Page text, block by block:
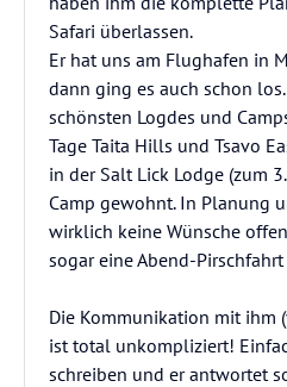
Safari überlassen.
Er hat uns am Flughafen in
dann ging es auch schon
schönsten Logdes und
Tage Taita Hills und Tsavo
in der Salt Lick Lodge (zum
Camp gewohnt. In Planung
wirklich keine Wünsche
sogar eine Abend-
Die Kommunikation mit ihm
ist total unkompliziert!
schreiben und er antwortet